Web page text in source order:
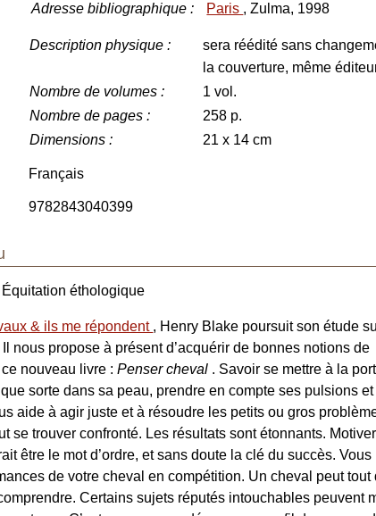
Adresse bibliographique : Paris , Zulma, 1998
Description physique :
sera réédité sans
la couverture, même
Nombre de volumes :
1 vol.
Nombre de pages :
258 p.
Dimensions : 21 x 14 cm
Français
9782843040399
éthologique
& ils me répondent , Henry Blake poursuit son étude
nous propose à présent d’acquérir de bonnes notions de
nouveau livre :Penser cheval . Savoir se mettre à la
sorte dans sa peau, prendre en compte ses pulsions et
aide à agir juste et à résoudre les petits ou gros
se trouver confronté. Les résultats sont étonnants.
être le mot d’ordre, et sans doute la clé du succès. Vous
de votre cheval en compétition. Un cheval peut tout
Certains sujets réputés intouchables peuvent